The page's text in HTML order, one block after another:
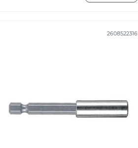
2608522316